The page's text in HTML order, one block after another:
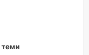
теми